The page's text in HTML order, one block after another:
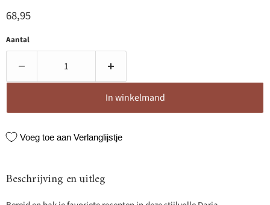
Huidige prijs
68,95
Aantal
In winkelmand
Voeg toe aan Verlanglijstje
Beschrijving en uitleg